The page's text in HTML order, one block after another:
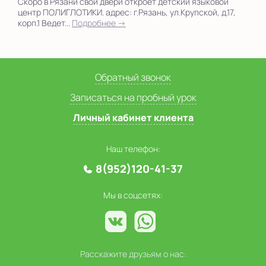
центр ПОЛИГЛОТИКИ. адрес: г.Рязань, ул.Крупской, д.17,
корп.1 Ведет... Подробнее →
Обратный звонок
Записаться на пробный урок
Личный кабинет клиента
Наш телефон:
8(952)120-41-37
Мы в соцсетях:
Расскажите друзьям о нас: